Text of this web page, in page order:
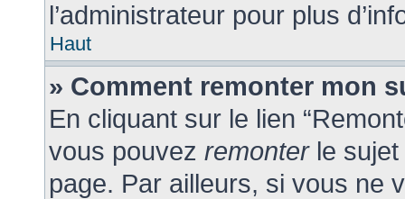
l’administrateur pour plus
Haut
» Comment remonter mon
En cliquant sur le lien
vous pouvez remonterle sujet
page. Par ailleurs, si vous ne